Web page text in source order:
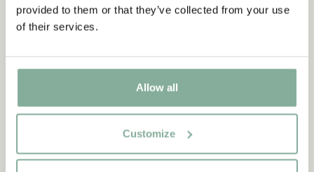
provided to them or that they’ve collected from your use
of their services.
Allow all
Customize